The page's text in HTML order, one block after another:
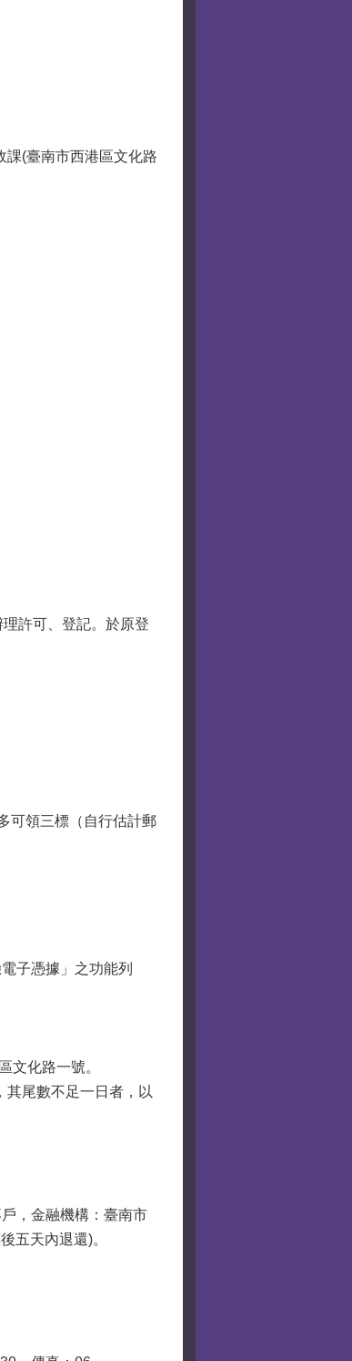
課(臺南市西港區文化路
許可、登記。於原登
可領三標（自行估計郵
子憑據」之功能列
文化路一號。
其尾數不足一日者，以
，金融機構：臺南市
五天內退還)。